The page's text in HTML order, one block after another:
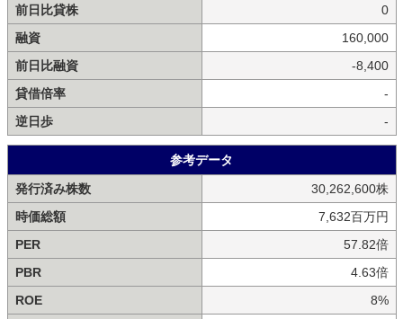
前日比貸株
0
融資
160,000
前日比融資
-8,400
貸借倍率
-
逆日歩
-
参考データ
発行済み株数
30,262,600株
時価総額
7,632百万円
PER
57.82倍
PBR
4.63倍
ROE
8%